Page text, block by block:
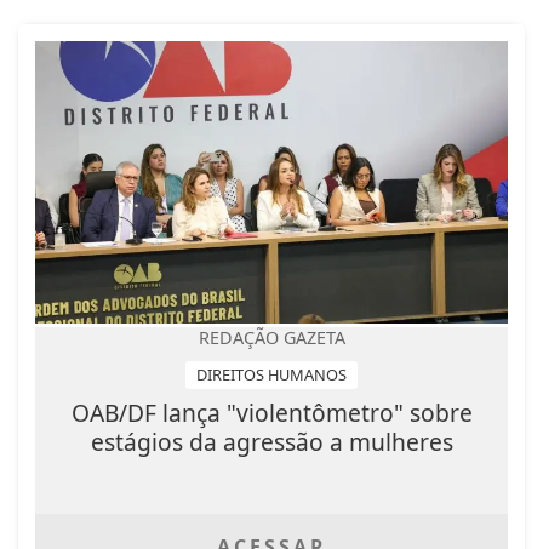
REDAÇÃO GAZETA
DIREITOS HUMANOS
OAB/DF lança "violentômetro" sobre
estágios da agressão a mulheres